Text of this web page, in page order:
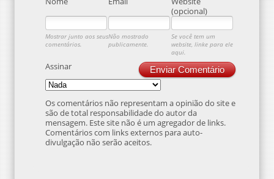
(opcional)
Mostrar junto aos seus
comentários.
Não mostrado
publicamente.
Se você tem um
website, linke para ele
aqui.
Enviar Comentário
Assinar
Os comentários não representam a opinião do site e
são de total responsabilidade do autor da
mensagem. Este site não é um agregador de links.
Comentários com links externos para auto-
divulgação não serão aceitos.